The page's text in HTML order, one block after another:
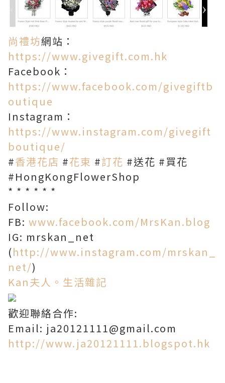
尚禮坊網站：
https://www.givegift.com.hk
Facebook：
https://www.facebook.com/givegiftb
outique
Instagram：
https://www.instagram.com/givegift
boutique/
#香港花店 #花束 #訂花 #送花 #買花
#HongKongFlowerShop
* * * * * *
Follow:
FB: www.facebook.com/MrsKan.blog
IG: mrskan_net
(http://www.instagram.com/mrskan_
net/)
Kan夫人。生活雜記
歡迎聯絡合作:
Email: ja20121111@gmail.com
http://www.ja20121111.blogspot.hk